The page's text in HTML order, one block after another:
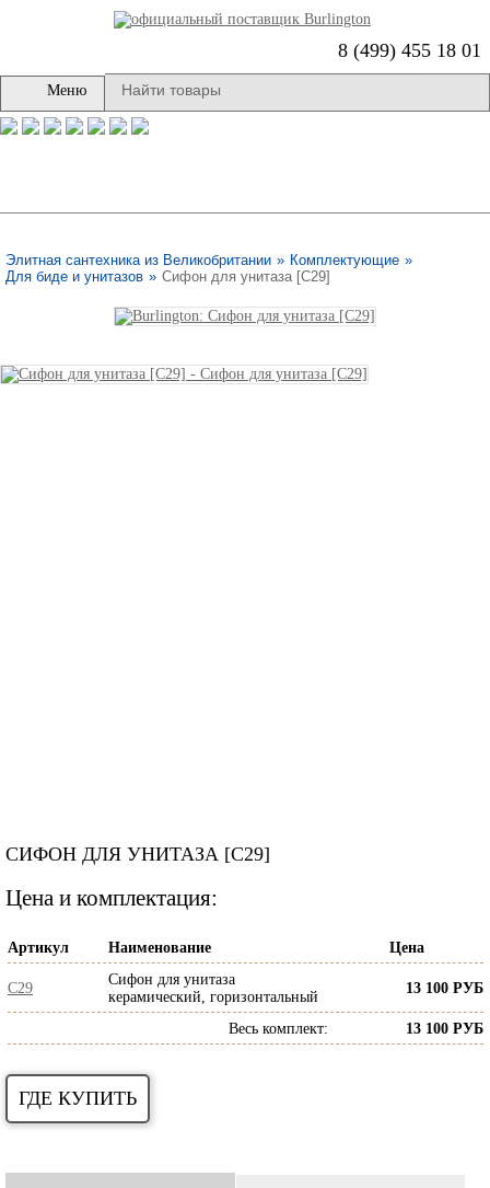
8 (499) 455 18 01
Меню
Элитная сантехника из Великобритании » Комплектующие »
Для биде и унитазов » Сифон для унитаза [C29]
СИФОН ДЛЯ УНИТАЗА [C29]
Цена и комплектация:
Артикул Наименование Цена
C29
Сифон для унитаза
керамический, горизонтальный
13 100 РУБ
Весь комплект: 13 100 РУБ
ГДЕ КУПИТЬ